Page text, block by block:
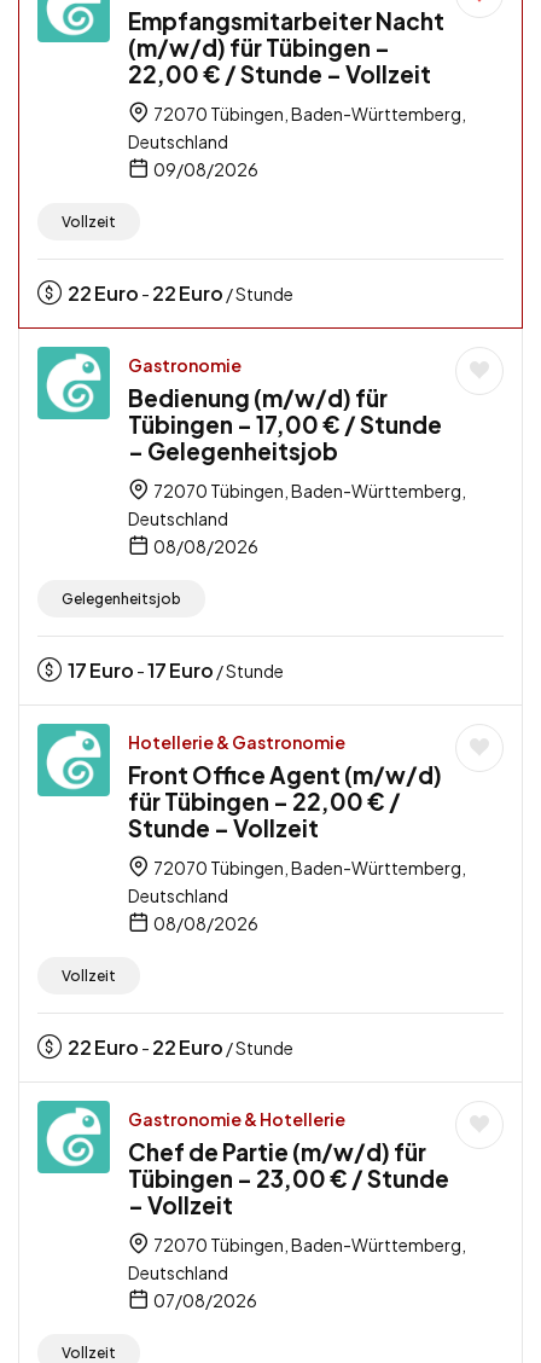
Empfangsmitarbeiter Nacht
(m/w/d) für Tübingen –
22,00 € / Stunde – Vollzeit
72070 Tübingen, Baden-Württemberg,
Deutschland
09/08/2026
Vollzeit
22Euro - 22Euro / Stunde
Gastronomie
Bedienung (m/w/d) für
Tübingen – 17,00 € / Stunde
– Gelegenheitsjob
72070 Tübingen, Baden-Württemberg,
Deutschland
08/08/2026
Gelegenheitsjob
17Euro -17Euro / Stunde
Hotellerie & Gastronomie
Front Office Agent (m/w/d)
für Tübingen – 22,00 € /
Stunde – Vollzeit
72070 Tübingen, Baden-Württemberg,
Deutschland
08/08/2026
Vollzeit
22Euro - 22Euro / Stunde
Gastronomie & Hotellerie
Chef de Partie (m/w/d) für
Tübingen – 23,00 € / Stunde
– Vollzeit
72070 Tübingen, Baden-Württemberg,
Deutschland
07/08/2026
Vollzeit